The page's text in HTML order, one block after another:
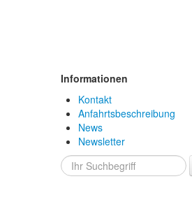
Informationen
Kontakt
Anfahrtsbeschreibung
News
Newsletter